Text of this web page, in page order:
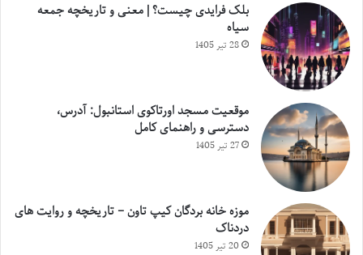
بلک فرایدی چیست؟ | معنی و تاریخچه جمعه
سیاه
28 تیر 1405
موقعیت مسجد اورتاکوی استانبول: آدرس،
دسترسی و راهنمای کامل
27 تیر 1405
موزه خانه بردگان کیپ تاون – تاریخچه و روایت های
دردناک
20 تیر 1405